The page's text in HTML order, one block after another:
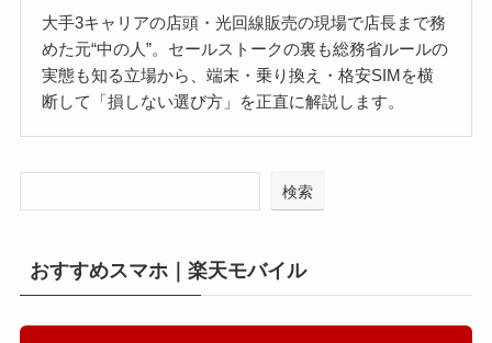
大手3キャリアの店頭・光回線販売の現場で店長まで務
めた元“中の人”。セールストークの裏も総務省ルールの
実態も知る立場から、端末・乗り換え・格安SIMを横
断して「損しない選び方」を正直に解説します。
検索
おすすめスマホ｜楽天モバイル